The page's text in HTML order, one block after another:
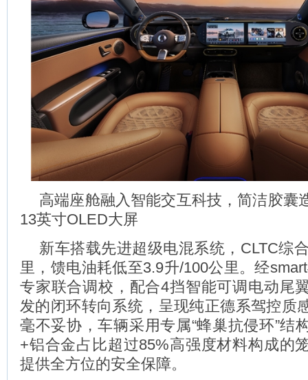
高端座舱融入智能交互科技，简洁胶囊
13英寸OLED大屏
新车搭载先进超级电混系统，CLTC综
里，馈电油耗低至3.9升/100公里。经
专家联合调校，配合4挡智能可调电动尾
发的闭环转向系统，呈现纯正德系驾控质
毫不妥协，车辆采用专属“蜂巢抗侵环”结
+铝合金占比超过85%高强度材料构成的
提供全方位的安全保障。